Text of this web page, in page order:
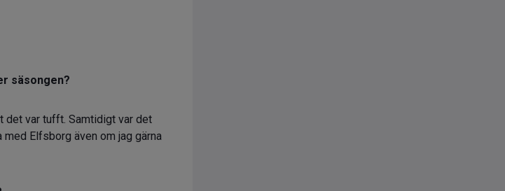
säsongen?
det var tufft. Samtidigt var det
Elfsborg även om jag gärna